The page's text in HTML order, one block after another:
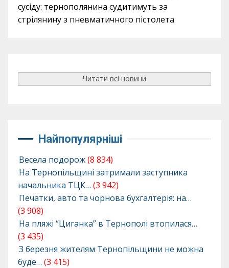
сусіду: тернополянина судитимуть за
стрілянину з пневматичного пістолета
Читати всі новини
Найпопулярніші
Весела подорож(8 834)
На Тернопільщині затримали заступника
начальника ТЦК… (3 942)
Печатки, авто та чорнова бухгалтерія: на…
(3 908)
На пляжі “Циганка” в Тернополі втопилася…
(3 435)
З березня жителям Тернопільщини не можна
буде… (3 415)